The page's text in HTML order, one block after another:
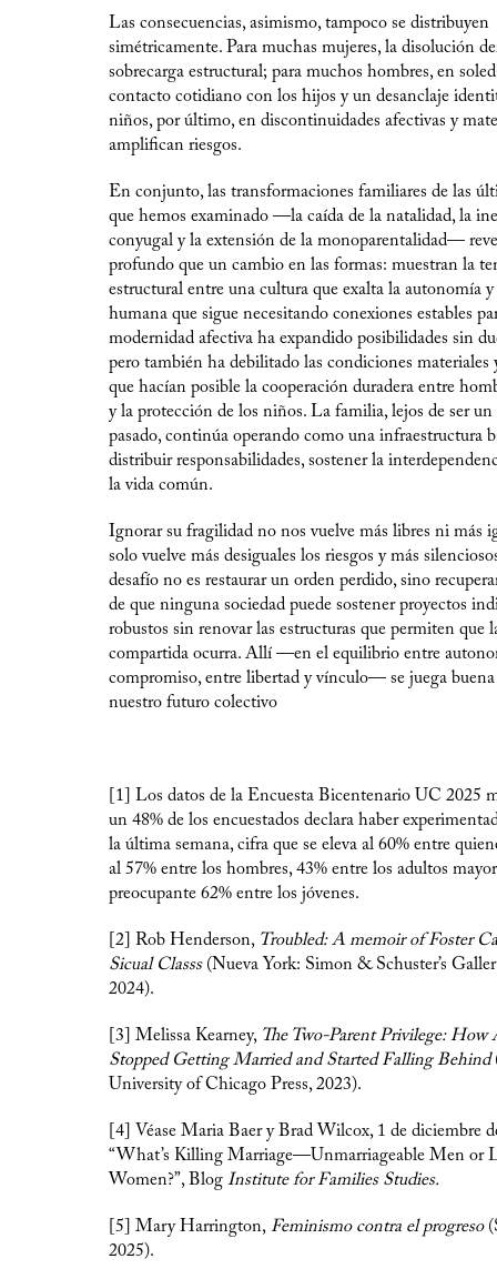
Las consecuencias, asimismo, tampoco se distribuyen
simétricamente. Para muchas mujeres, la disolución
sobrecarga estructural; para muchos hombres, en
contacto cotidiano con los hijos y un desanclaje
niños, por último, en discontinuidades afectivas y
amplifican riesgos.
En conjunto, las transformaciones familiares de las
que hemos examinado —la caída de la natalidad, la
conyugal y la extensión de la monoparentalidad—
profundo que un cambio en las formas: muestran la
estructural entre una cultura que exalta la autonomía
humana que sigue necesitando conexiones estables
modernidad afectiva ha expandido posibilidades sin
pero también ha debilitado las condiciones materiales
que hacían posible la cooperación duradera entre
y la protección de los niños. La familia, lejos de ser un
pasado, continúa operando como una infraestructura
distribuir responsabilidades, sostener la
la vida común.
Ignorar su fragilidad no nos vuelve más libres ni más
solo vuelve más desiguales los riesgos y más
desafío no es restaurar un orden perdido, sino
de que ninguna sociedad puede sostener proyectos
robustos sin renovar las estructuras que permiten que
compartida ocurra. Allí —en el equilibrio entre
compromiso, entre libertad y vínculo— se juega buena
nuestro futuro colectivo
[1] Los datos de la Encuesta Bicentenario UC 2025
un 48% de los encuestados declara haber
la última semana, cifra que se eleva al 60% entre
al 57% entre los hombres, 43% entre los adultos
preocupante 62% entre los jóvenes.
[2] Rob Henderson, Troubled: A memoir of Foster
Sicual Classs (Nueva York: Simon & Schuster’s
2024).
[3] Melissa Kearney, The Two-Parent Privilege: How
Stopped Getting Married and Started Falling Behind
University of Chicago Press, 2023).
[4] Véase Maria Baer y Brad Wilcox, 1 de diciembre
“What’s Killing Marriage—Unmarriageable Men or
Women?”, Blog Institute for Families Studies.
[5] Mary Harrington, Feminismo contra el progreso
2025).